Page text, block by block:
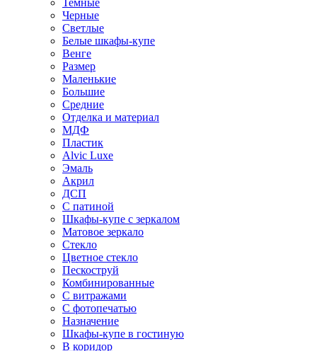
Темные
Черные
Светлые
Белые шкафы-купе
Венге
Размер
Маленькие
Большие
Средние
Отделка и материал
МДФ
Пластик
Alvic Luxe
Эмаль
Акрил
ДСП
С патиной
Шкафы-купе с зеркалом
Матовое зеркало
Стекло
Цветное стекло
Пескоструй
Комбинированные
С витражами
С фотопечатью
Назначение
Шкафы-купе в гостиную
В коридор